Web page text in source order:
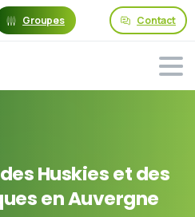
Groupes Contact
desHuskiesetdes
enAuvergne